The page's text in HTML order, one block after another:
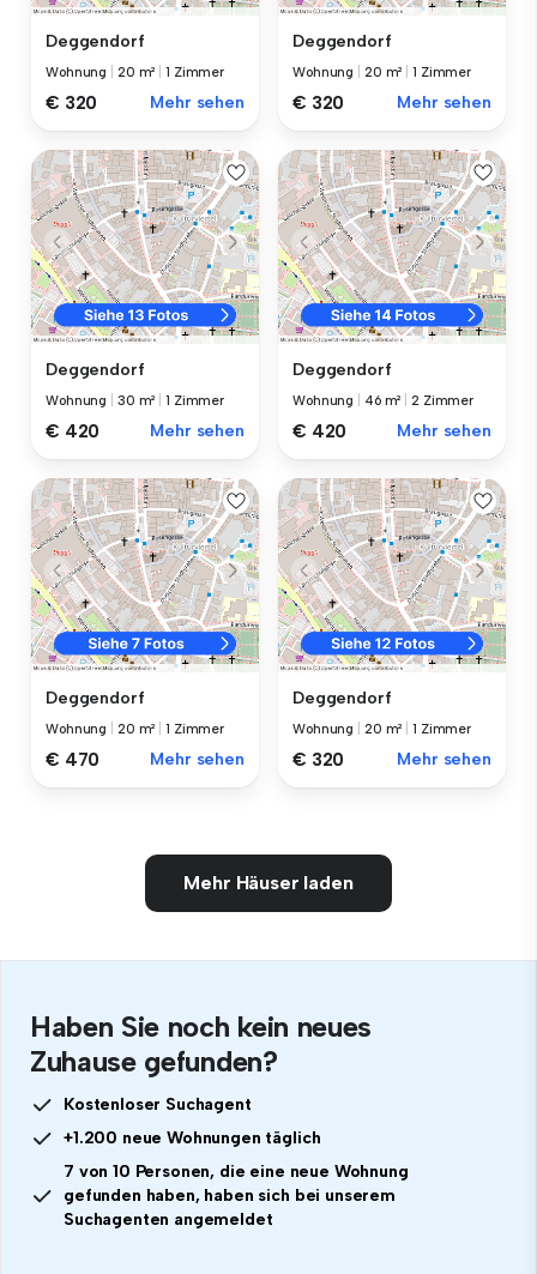
Deggendorf
Wohnung 20 m² |1 Zimmer
€ 320 Mehr sehen
Deggendorf
Wohnung 20 m² |1 Zimmer
€ 320 Mehr sehen
Deggendorf
Wohnung 30 m² |1 Zimmer
€ 420 Mehr sehen
Deggendorf
Wohnung 46 m² |2 Zimmer
€ 420 Mehr sehen
Deggendorf
Wohnung 20 m² |1 Zimmer
€ 470 Mehr sehen
Deggendorf
Wohnung 20 m² |1 Zimmer
€ 320 Mehr sehen
Mehr Häuser laden
Haben Sie noch kein neues
Zuhause gefunden?
Kostenloser Suchagent
+1.200 neue Wohnungen täglich
7 von 10 Personen, die eine neue Wohnung
gefunden haben, haben sich bei unserem
Suchagenten angemeldet